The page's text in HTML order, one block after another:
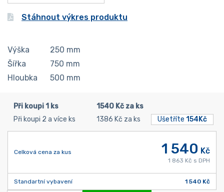
Stáhnout výkres produktu
Výška 250 mm
Šířka
750 mm
Hloubka
500 mm
Při koupi 1 ks
1540 Kč za ks
Při koupi 2 a více ks
1386 Kč za ks Ušetříte 154Kč
Celková cena za kus 1 540 Kč
1 863 Kč s DPH
Standartní vybavení 1 540 Kč